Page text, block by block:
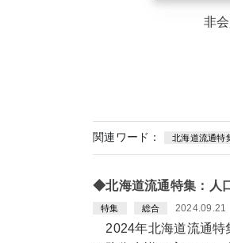
非
関連ワード： 北海道流通特
◆北海道流通特集：人
特集 総合 2024.09.21
2024年北海道流通特